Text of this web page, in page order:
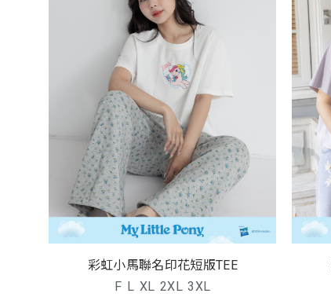
彩虹小馬聯名印花短版TEE
F L XL 2XL 3XL